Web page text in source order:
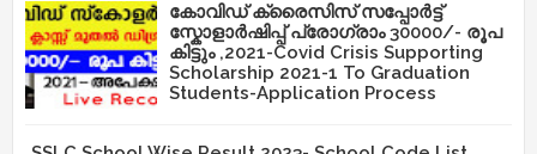
കോവിഡ് ക്രൈസിസ് സപ്പോർട്ട്
സ്കോളാർഷിപ്പ് പ്രോഗ്രാം 30000/- രൂപ
കിട്ടും ,2021-Covid Crisis Supporting
Scholarship 2021-1 To Graduation
Students-Application Process